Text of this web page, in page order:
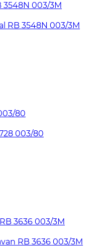
3548N 003/3M
80
3636 003/3M